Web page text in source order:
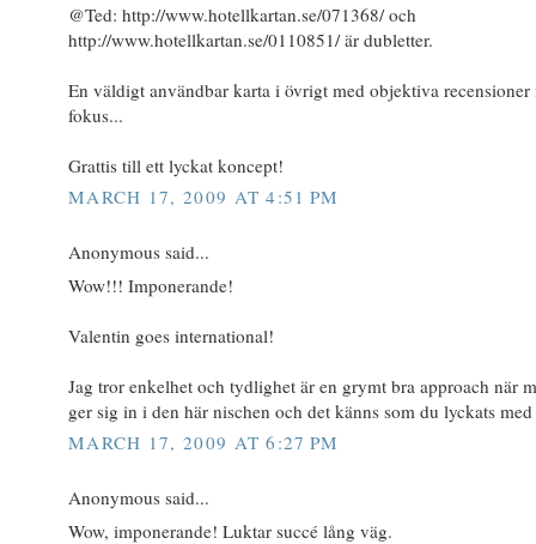
@Ted: http://www.hotellkartan.se/071368/ och
http://www.hotellkartan.se/0110851/ är dubletter.
En väldigt användbar karta i övrigt med objektiva recensioner
fokus...
Grattis till ett lyckat koncept!
MARCH 17, 2009 AT 4:51 PM
Anonymous said...
Wow!!! Imponerande!
Valentin goes international!
Jag tror enkelhet och tydlighet är en grymt bra approach när
ger sig in i den här nischen och det känns som du lyckats
MARCH 17, 2009 AT 6:27 PM
Anonymous said...
Wow, imponerande! Luktar succé lång väg.